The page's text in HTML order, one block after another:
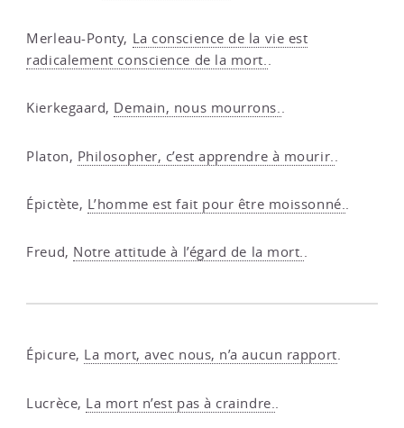
Merleau-Ponty, La conscience de la vie est
radicalement conscience de la mort..
Kierkegaard, Demain, nous mourrons..
Platon, Philosopher, c’est apprendre à mourir.
Épictète, L’homme est fait pour être moissonné..
Freud, Notre attitude à l’égard de la mort..
Épicure, La mort, avec nous, n’a aucun rapport.
Lucrèce, La mort n’est pas à craindre.